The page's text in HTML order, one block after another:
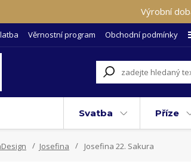
Výrobní
Věrnostní program Obchodní podmínky
Svatba Příze
Josefina Josefina 22. Sakura